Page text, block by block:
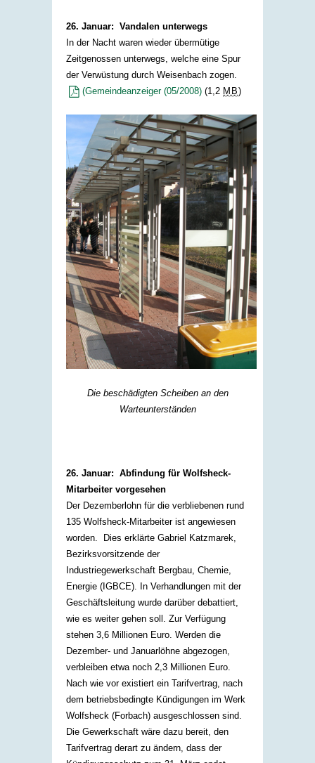
26. Januar: Vandalen unterwegs
In der Nacht waren wieder übermütige
Zeitgenossen unterwegs, welche eine Spur
der Verwüstung durch Weisenbach zogen.
(Gemeindeanzeiger (05/2008) (1,2 MB)
Die beschädigten Scheiben an den
Warteunterständen
26. Januar: Abfindung für Wolfsheck-
Mitarbeiter vorgesehen
Der Dezemberlohn für die verbliebenen rund
135 Wolfsheck-Mitarbeiter ist angewiesen
worden. Dies erklärte Gabriel Katzmarek,
Bezirksvorsitzende der
Industriegewerkschaft Bergbau, Chemie,
Energie (IGBCE). In Verhandlungen mit der
Geschäftsleitung wurde darüber debattiert,
wie es weiter gehen soll. Zur Verfügung
stehen 3,6 Millionen Euro. Werden die
Dezember- und Januarlöhne abgezogen,
verbleiben etwa noch 2,3 Millionen Euro.
Nach wie vor existiert ein Tarifvertrag, nach
dem betriebsbedingte Kündigungen im Werk
Wolfsheck (Forbach) ausgeschlossen sind.
Die Gewerkschaft wäre dazu bereit, den
Tarifvertrag derart zu ändern, dass der